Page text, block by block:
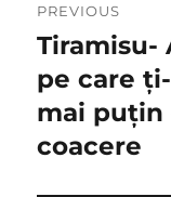
PREVIOUS
Previous
post:
Tiramisu-
pe care
mai puțin
coacere